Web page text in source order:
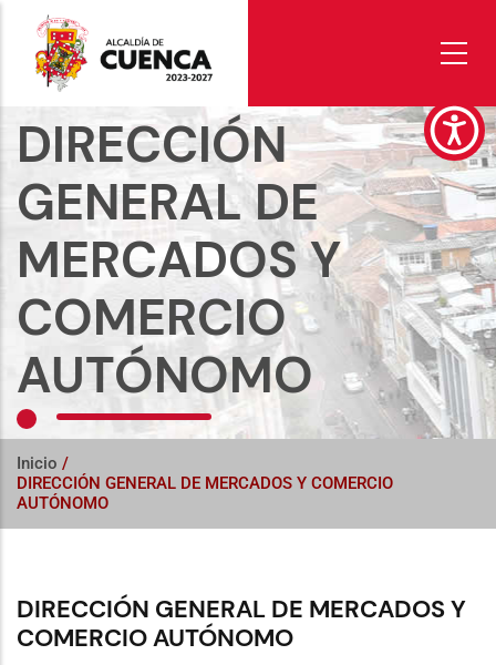
contenido
principal
DIRECCIÓN
GENERAL DE
MERCADOS Y
COMERCIO
AUTÓNOMO
Inicio /
DIRECCIÓN GENERAL DE MERCADOS Y COMERCIO
AUTÓNOMO
DIRECCIÓN GENERAL DE MERCADOS Y
COMERCIO AUTÓNOMO